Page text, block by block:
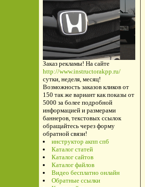
Заказ рекламы! На сайте
http://www.instructorakpp.ru/
сутки, неделя, месяц!
Возможность заказов кликов от
150 так же вариант как показы от
5000 за более подробной
информацией и размерами
баннеров, текстовых ссылок
обращайтесь через форму
обратной связи!
инструктор акпп спб
Каталог статей
Каталог сайтов
Каталог файлов
Видео бесплатно онлайн
Обратные ссылки